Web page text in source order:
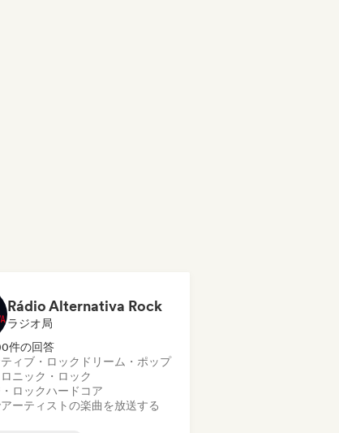
Rádio Alternativa Rock
ラジオ局
件の回答
ィブ・ロック ドリーム・ポップ
ニック・ロック
ロックハードコア
ーティストの楽曲を放送する